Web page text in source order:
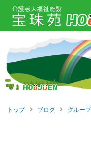
Skip
トップ ブログ グルー